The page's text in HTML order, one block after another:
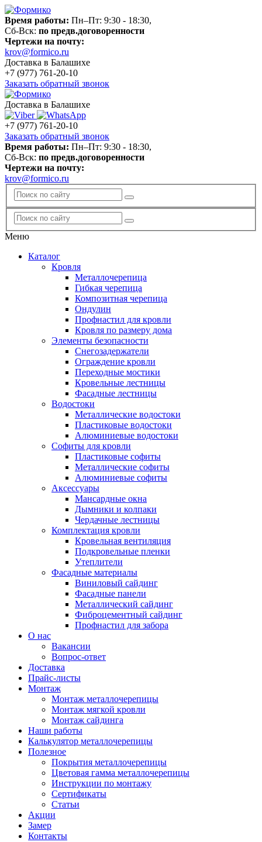
Время работы: Пн–Пт: 9:30 - 18:30,
Сб-Вск: по предв.договоренности
Чертежи на почту:
krov@formico.ru
Доставка в Балашихе
+7 (977) 761-20-10
Заказать обратный звонок
Доставка в Балашихе
+7 (977) 761-20-10
Заказать обратный звонок
Время работы: Пн–Пт: 9:30 - 18:30,
Сб-Вск: по предв.договоренности
Чертежи на почту:
krov@formico.ru
Меню
Каталог
Кровля
Металлочерепица
Гибкая черепица
Композитная черепица
Ондулин
Профнастил для кровли
Кровля по размеру дома
Элементы безопасности
Снегозадержатели
Ограждение кровли
Переходные мостики
Кровельные лестницы
Фасадные лестницы
Водостоки
Металлические водостоки
Пластиковые водостоки
Алюминиевые водостоки
Софиты для кровли
Пластиковые софиты
Металлические софиты
Алюминиевые софиты
Аксессуары
Мансардные окна
Дымники и колпаки
Чердачные лестницы
Комплектация кровли
Кровельная вентиляция
Подкровельные пленки
Утеплители
Фасадные материалы
Виниловый сайдинг
Фасадные панели
Металлический сайдинг
Фиброцементный сайдинг
Профнастил для забора
О нас
Вакансии
Вопрос-ответ
Доставка
Прайс-листы
Монтаж
Монтаж металлочерепицы
Монтаж мягкой кровли
Монтаж сайдинга
Наши работы
Калькулятор металлочерепицы
Полезное
Покрытия металлочерепицы
Цветовая гамма металлочерепицы
Инструкции по монтажу
Сертификаты
Статьи
Акции
Замер
Контакты